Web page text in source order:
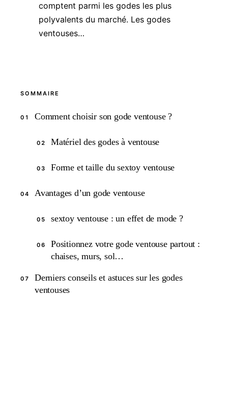
comptent parmi les godes les plus
polyvalents du marché. Les godes
ventouses…
SOMMAIRE
01 Comment choisir son gode ventouse ?
02 Matériel des godes à ventouse
03 Forme et taille du sextoy ventouse
04 Avantages d’un gode ventouse
05 sextoy ventouse : un effet de mode ?
06
Positionnez votre gode ventouse partout :
chaises, murs, sol…
07
Derniers conseils et astuces sur les godes
ventouses